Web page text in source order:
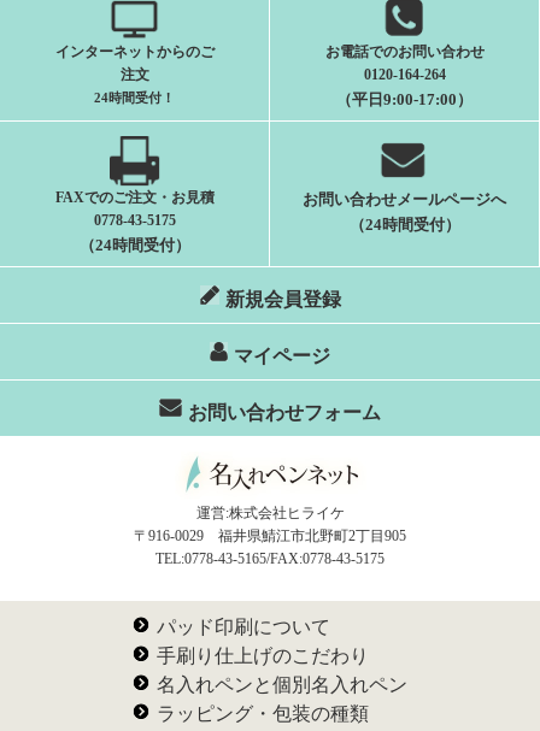
インターネットからのご
注文
24時間受付 ！
お電話でのお問い合わせ
0120-164-264
（平日9:00-17:00）
FAXでのご注文・お見積
0778-43-5175
（24時間受付）
お問い合わせメールページへ
（24時間受付）
新規会員登録
マイページ
お問い合わせフォーム
運営:株式会社ヒライケ
〒916-0029 福井県鯖江市北野町2丁目905
TEL:0778-43-5165/FAX:0778-43-5175
パッド印刷について
手刷り仕上げのこだわり
名入れペンと個別名入れペン
ラッピング・包装の種類